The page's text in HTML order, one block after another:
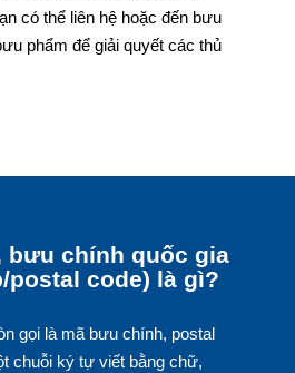
có thể liên hệ hoặc đến bưu
phẩm để giải quyết các thủ
bưu chính quốc gia
postal code) là gì?
gọi là mã bưu chính, postal
chuỗi ký tự viết bằng chữ,